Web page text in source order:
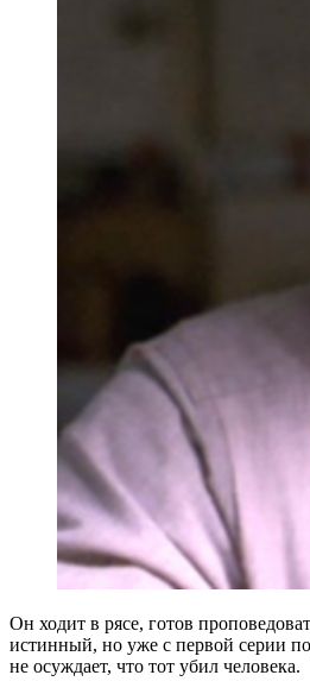
Он ходит в рясе, готов
истинный, но уже с первой серии
не осуждает, что тот убил человека.